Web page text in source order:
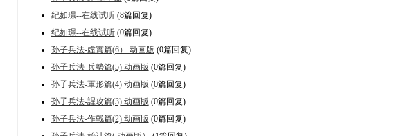
纪如璟--在线试听(8篇回复)
纪如璟--在线试听(0篇回复)
孙子兵法-虛實篇(6） 动画版 (0篇回复)
孙子兵法-兵勢篇(5) 动画版 (0篇回复)
孙子兵法-軍形篇(4) 动画版 (0篇回复)
孙子兵法-謃攻篇(3) 动画版 (0篇回复)
孙子兵法-作戰篇(2) 动画版 (0篇回复)